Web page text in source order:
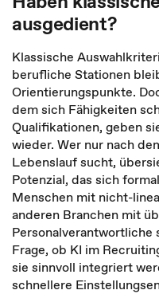
ausgedient?
Klassische
berufliche Stationen
Orientierungspunkte.
dem sich Fähigkeiten
Qualifikationen, geben
wieder. Wer nur nach
Lebenslauf sucht,
Potenzial, das sich
Menschen mit nicht-
anderen Branchen mit
Frage, ob KI im
sie sinnvoll integriert
schnellere